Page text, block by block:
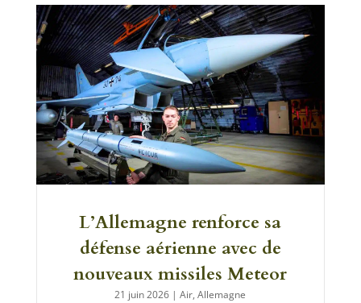
L’Allemagne renforce sa
défense aérienne avec de
nouveaux missiles Meteor
21 juin 2026 |Air,Allemagne